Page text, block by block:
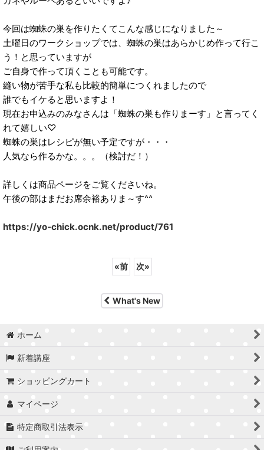
今回は蜘蛛の巣を作りたくてこんな感じになりました～
土曜日のワークショップでは、蜘蛛の巣はあらかじめ作って行こ
う！と思っていますが
ご自身で作って頂くことも可能です。
縫い物が苦手な私も比較的簡単につくれましたので
誰でもイケると思いますよ！
現在お申込みのみなさんは「蜘蛛の巣も作りまーす」と言ってく
れて嬉しい♡
蜘蛛の巣はレシピが無い予定ですが・・・
人気なら作るかな。。。（検討だ！）
詳しくは商品ページをご覧くださいね。
午後の部はまだお席余裕ありま～す^^
https://yo-chick.ocnk.net/product/761
«前 次»
What's New
ホーム
新着講座
ショッピングカート
マイページ
特定商取引法表示